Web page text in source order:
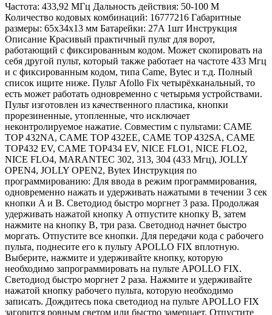
Частота: 433,92 МГц Дальность действия: 50-100 М
Количество кодовых комбинаций: 16777216 Габаритные
размеры: 65х34х13 мм Батарейки: 27A 1шт Инструкция
Описание Красивый практичный пульт для ворот,
работающий с фиксированным кодом. Может скопировать на
себя другой пульт, который также работает на частоте 433 Мгц
и с фиксированным кодом, типа Came, Bytec и т.д. Полный
список ищите ниже. Пульт Afollo Fix четырёхканальный, то
есть может работать одновременно с четырьмя устройствами.
Пульт изготовлен из качественного пластика, кнопки
прорезиненные, утопленные, что исключает
неконтролируемое нажатие. Совместим с пультами: CAME
TOP 432NA, CAME TOP 432EE, CAME TOP 432SA, CAME
TOP432 EV, CAME TOP434 EV, NICE FLO1, NICE FLO2,
NICE FLO4, MARANTEC 302, 313, 304 (433 Мгц), JOLLY
OPEN4, JOLLY OPEN2, Bytex Инструкция по
программированию: Для ввода в режим программирования,
одновременно нажать и удерживать нажатыми в течении 3 сек
кнопки A и B. Светодиод быстро моргнет 3 раза. Продолжая
удерживать нажатой кнопку A отпустите кнопку B, затем
нажмите на кнопку B, три раза. Светодиод начнет быстро
моргать. Отпустите все кнопки. Для передачи кода с рабочего
пульта, поднесите его к пульту APOLLO FIX вплотную.
Выберите, нажмите и удерживайте кнопку, которую
необходимо запрограммировать на пульте APOLLO FIX.
Светодиод быстро моргнет 2 раза. Нажмите и удерживайте
нажатой кнопку рабочего пульта, которую необходимо
записать. Дождитесь пока светодиод на пульте APOLLO FIX
загорится ровным светом или быстро замерцает. Отпустите